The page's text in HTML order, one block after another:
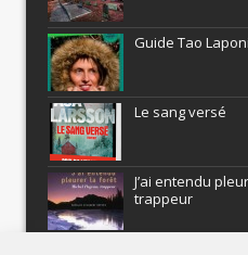
Guide Tao
Le sang versé
J’ai entendu
trappeur